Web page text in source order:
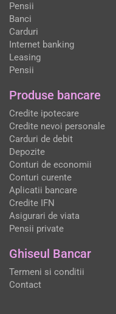
Pensii
Banci
Carduri
Internet banking
Leasing
Pensii
Produse bancare
Credite ipotecare
Credite nevoi personale
Carduri de debit
Depozite
Conturi de economii
Conturi curente
Aplicatii bancare
Credite IFN
Asigurari de viata
Pensii private
Ghiseul Bancar
Termeni si conditii
Contact